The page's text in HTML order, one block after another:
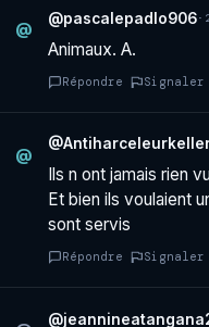
@
@pascalepadlo906·
Animaux. A.
Répondre Signaler
@
Ils n ont jamais rien vu
Et bien ils voulaient
sont servis
Répondre Signaler